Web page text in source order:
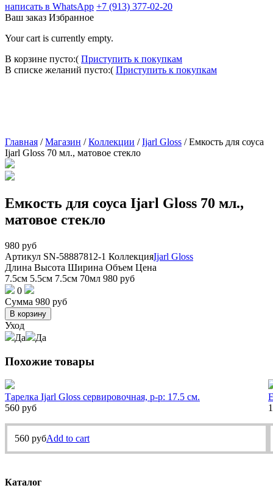
написать в WhatsApp +7 (913) 377-02-20
Ваш заказ Избранное
Your cart is currently empty.
В корзине пусто:( Приступить к покупкам
В списке желаний пусто:( Приступить к покупкам
Главная /Магазин /Коллекции /Ijarl Gloss /Емкость для соуса
Ijarl Gloss 70 мл., матовое стекло
Емкость для соуса Ijarl Gloss 70 мл.,
матовое стекло
980 руб
Артикул SN-58887812-1 КоллекцияIjarl Gloss
Длина Высота Ширина Объем Цена
7.5см 5.5см 7.5см 70мл 980 руб
0
Сумма 980 руб
В корзину
Уход
Да
Да
Похожие товары
Тарелка Ijarl Gloss сервировочная, р-р: 17.5 см.
560 руб
560 рубAdd to cart
Каталог